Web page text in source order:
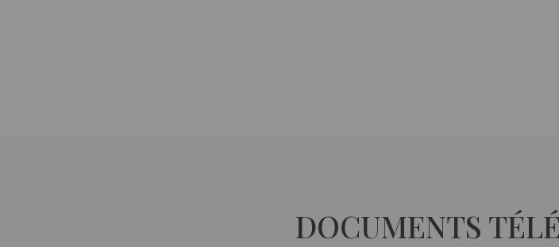
DOCUMENTS